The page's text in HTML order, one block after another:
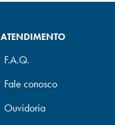
ATENDIMENTO
F.A.Q.
Fale conosco
Ouvidoria